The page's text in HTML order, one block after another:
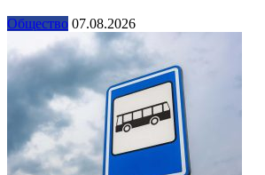
Общество 07.08.2026